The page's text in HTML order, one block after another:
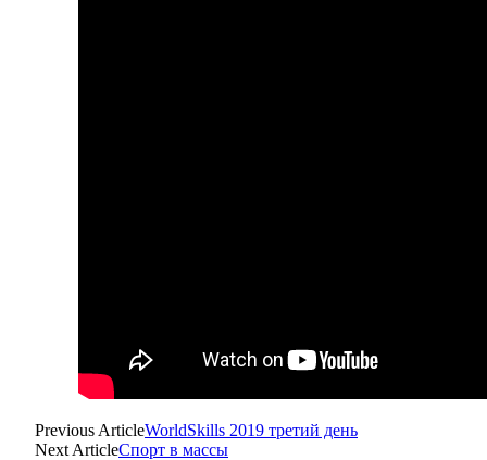
Previous ArticleWorldSkills 2019 третий день
Next ArticleСпорт в массы